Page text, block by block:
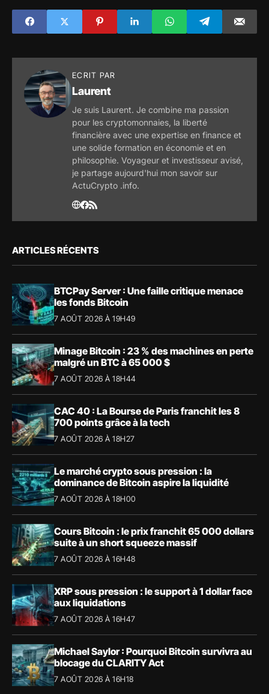
porte bien, que les
consommateurs
sont en bonne
l'inflation
ECRIT PAR
Laurent
Je suis Laurent. Je combine ma passion
pour les cryptomonnaies, la liberté
financière avec une expertise en finance et
une solide formation en économie et en
philosophie. Voyageur et investisseur avisé,
je partage aujourd'hui mon savoir sur
ActuCrypto .info.
ARTICLES RÉCENTS
BTCPay Server : Une faille critique menace
les fonds Bitcoin
7 AOÛT 2026 À 19H49
Minage Bitcoin : 23 % des machines en perte
malgré un BTC à 65 000 $
7 AOÛT 2026 À 18H44
CAC 40 : La Bourse de Paris franchit les 8
700 points grâce à la tech
7 AOÛT 2026 À 18H27
Le marché crypto sous pression : la
dominance de Bitcoin aspire la liquidité
7 AOÛT 2026 À 18H00
Cours Bitcoin : le prix franchit 65 000 dollars
suite à un short squeeze massif
7 AOÛT 2026 À 16H48
XRP sous pression : le support à 1 dollar face
aux liquidations
7 AOÛT 2026 À 16H47
Michael Saylor : Pourquoi Bitcoin survivra au
blocage du CLARITY Act
7 AOÛT 2026 À 16H18